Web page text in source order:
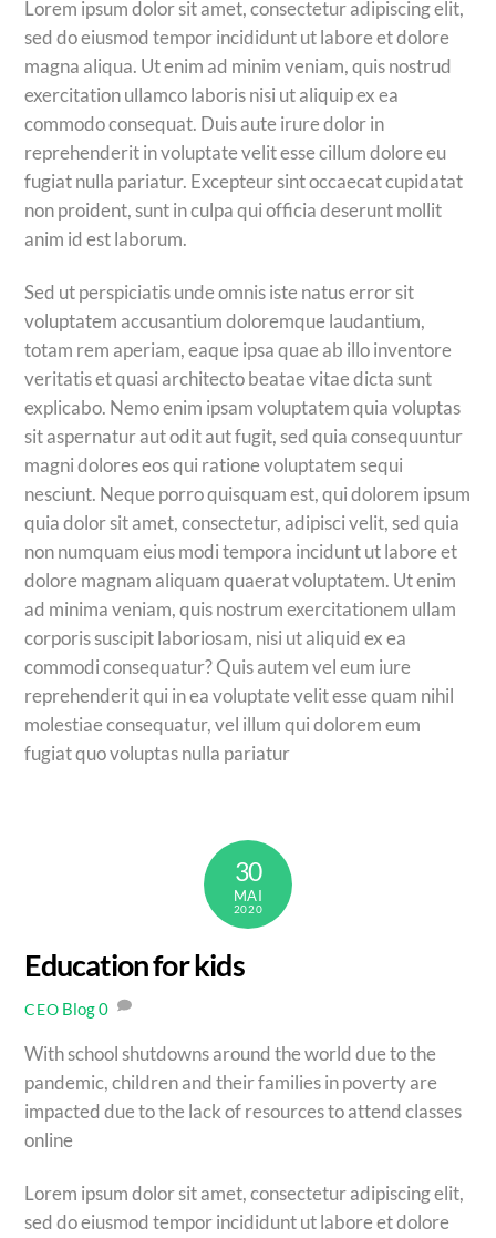
Lorem ipsum dolor sit amet, consectetur adipiscing elit,
sed do eiusmod tempor incididunt ut labore et dolore
magna aliqua. Ut enim ad minim veniam, quis nostrud
exercitation ullamco laboris nisi ut aliquip ex ea
commodo consequat. Duis aute irure dolor in
reprehenderit in voluptate velit esse cillum dolore eu
fugiat nulla pariatur. Excepteur sint occaecat cupidatat
non proident, sunt in culpa qui officia deserunt mollit
anim id est laborum.
Sed ut perspiciatis unde omnis iste natus error sit
voluptatem accusantium doloremque laudantium,
totam rem aperiam, eaque ipsa quae ab illo inventore
veritatis et quasi architecto beatae vitae dicta sunt
explicabo. Nemo enim ipsam voluptatem quia voluptas
sit aspernatur aut odit aut fugit, sed quia consequuntur
magni dolores eos qui ratione voluptatem sequi
nesciunt. Neque porro quisquam est, qui dolorem ipsum
quia dolor sit amet, consectetur, adipisci velit, sed quia
non numquam eius modi tempora incidunt ut labore et
dolore magnam aliquam quaerat voluptatem. Ut enim
ad minima veniam, quis nostrum exercitationem ullam
corporis suscipit laboriosam, nisi ut aliquid ex ea
commodi consequatur? Quis autem vel eum iure
reprehenderit qui in ea voluptate velit esse quam nihil
molestiae consequatur, vel illum qui dolorem eum
fugiat quo voluptas nulla pariatur
30
MAI
2020
Education for kids
CEO Blog0
With school shutdowns around the world due to the
pandemic, children and their families in poverty are
impacted due to the lack of resources to attend classes
online
Lorem ipsum dolor sit amet, consectetur adipiscing elit,
sed do eiusmod tempor incididunt ut labore et dolore